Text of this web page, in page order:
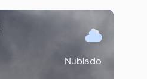
Nublado